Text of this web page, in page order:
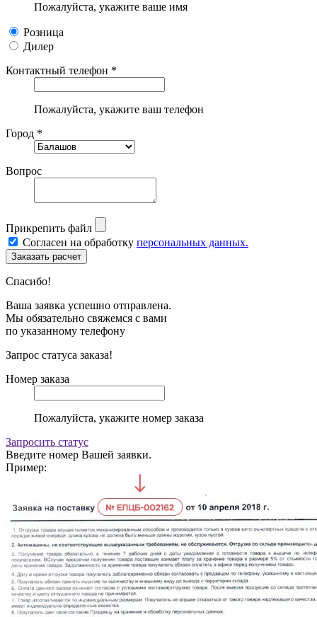
Пожалуйста, укажите ваше имя
Розница
Дилер
Контактный телефон *
Пожалуйста, укажите ваш телефон
Город *
Вопрос
Прикрепить файл
Согласен на обработку персональных данных.
Спасибо!
Ваша заявка успешно отправлена.
Мы обязательно свяжемся с вами
по указанному телефону
Запрос статуса заказа!
Номер заказа
Пожалуйста, укажите номер заказа
Запросить статус
Введите номер Вашей заявки.
Пример: